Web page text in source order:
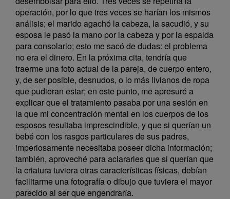
operación, por lo que tres veces se harían los mismos
análisis; el marido agachó la cabeza, la sacudió, y su
esposa le pasó la mano por la cabeza y por la espalda
para consolarlo; esto me sacó de dudas: el problema
no era el dinero. En la próxima cita, tendría que
traerme una foto actual de la pareja, de cuerpo entero,
y, de ser posible, desnudos, o lo más livianos de ropa
que pudieran estar; en este punto, me apresuré a
explicar que el tratamiento pasaba por una sesión en
la que mi concentración mental en los cuerpos de los
esposos resultaba imprescindible, y que si querían un
bebé con los rasgos particulares de sus padres,
imperiosamente necesitaba poseer dicha información;
también, aproveché para aclararles que si querían que
la criatura tuviera otras características físicas, debían
facilitarme una fotografía o dibujo que tuviera el mayor
parecido al ser que engendraría.